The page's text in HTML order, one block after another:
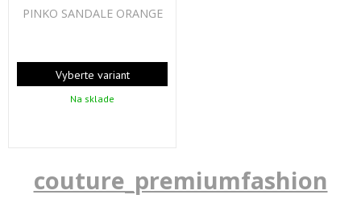
PINKO SANDALE ORANGE
Vyberte variant
Na sklade
couture_premiumfashion